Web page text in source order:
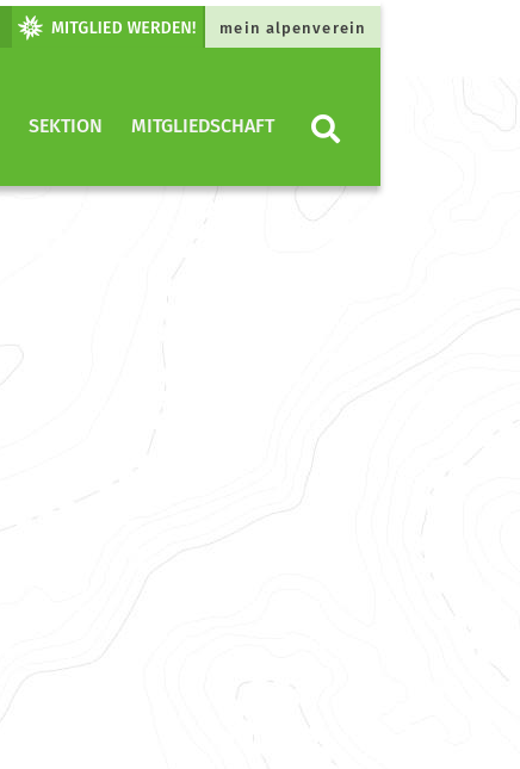
mein alpenverein
SEKTION MITGLIEDSCHAFT